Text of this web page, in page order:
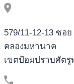
579/11-12-13 ซอ
คลองมหานาค
เขตป้อมปราบศัตรู